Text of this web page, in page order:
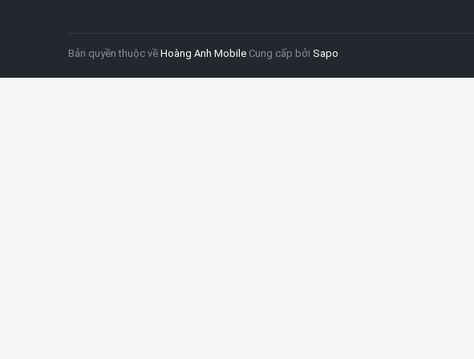
Bản quyền thuộc về Hoàng Anh Mobile Cung cấp bởi Sapo